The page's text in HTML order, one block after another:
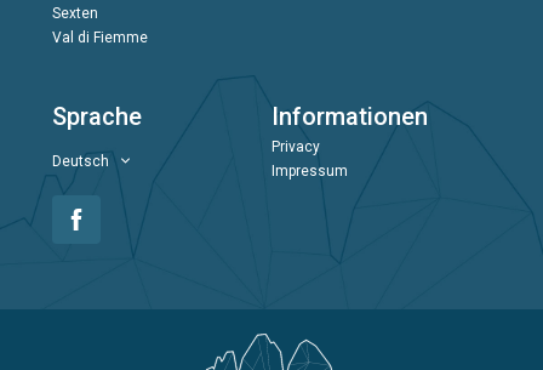
Sexten
Val di Fiemme
Sprache
Deutsch
Informationen
Privacy
Impressum